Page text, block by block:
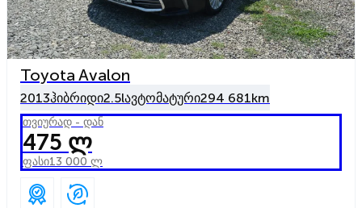
Toyota Avalon
2013ჰიბრიდი2.5lავტომატური294 681km
თვიურად - დან
475 ლ
ფასი13 000 ლ